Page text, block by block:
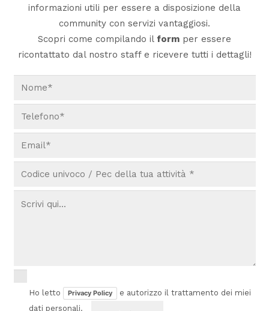
informazioni utili per essere a disposizione della
community con servizi vantaggiosi.
Scopri come compilando il form per essere
ricontattato dal nostro staff e ricevere tutti i dettagli!
Ho letto Privacy Policy
e autorizzo il trattamento dei miei
dati personali.